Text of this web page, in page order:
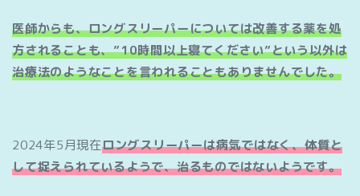
医師からも、ロングスリーパーについては改善する薬を処
方されることも、”10時間以上寝てください”という以外は
治療法のようなことを言われることもありませんでした。
2024年5月現在ロングスリーパーは病気ではなく、体質と
して捉えられているようで、治るものではないようです。